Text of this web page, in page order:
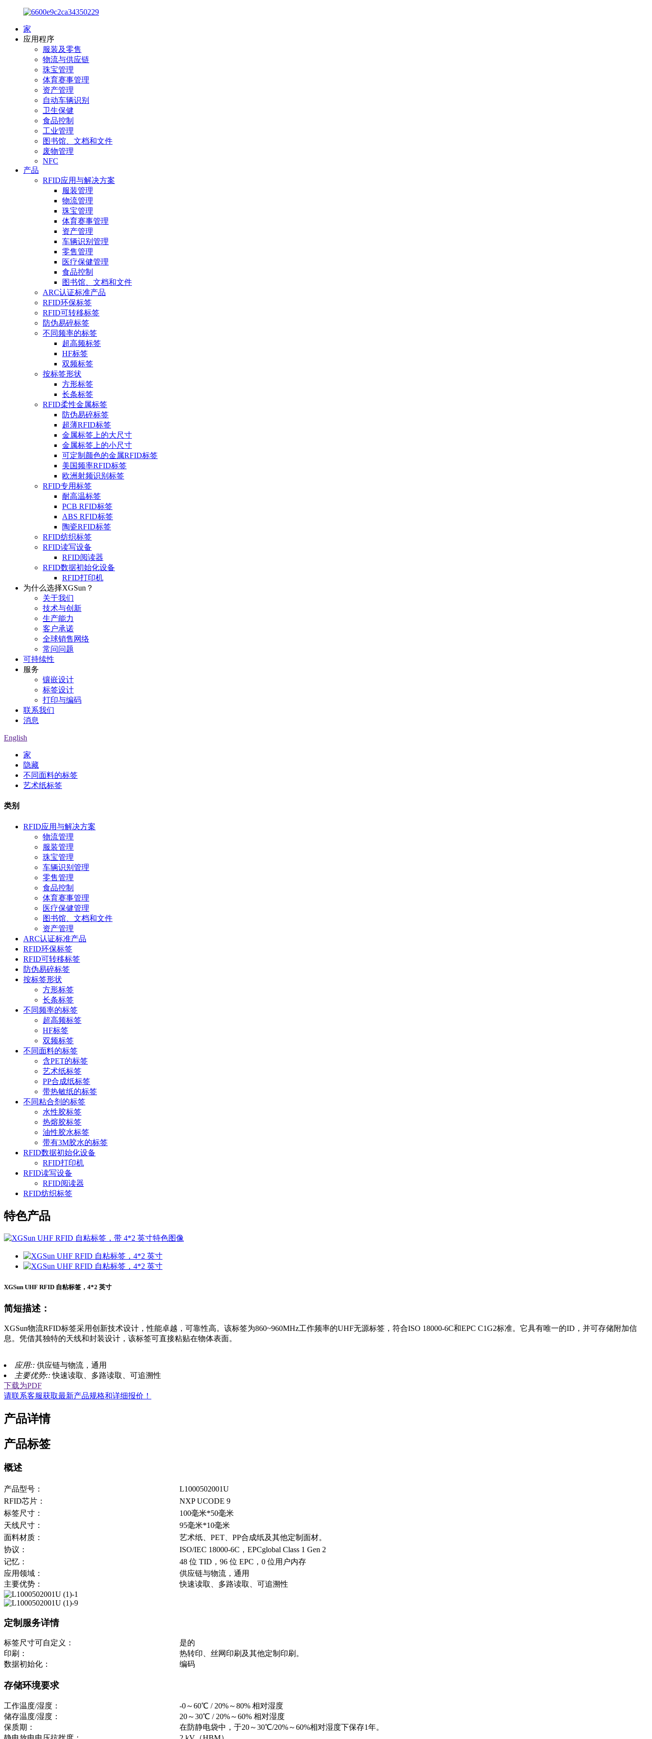
家
应用程序
服装及零售
物流与供应链
珠宝管理
体育赛事管理
资产管理
自动车辆识别
卫生保健
食品控制
工业管理
图书馆、文档和文件
废物管理
NFC
产品
RFID应用与解决方案
服装管理
物流管理
珠宝管理
体育赛事管理
资产管理
车辆识别管理
零售管理
医疗保健管理
食品控制
图书馆、文档和文件
ARC认证标准产品
RFID环保标签
RFID可转移标签
防伪易碎标签
不同频率的标签
超高频标签
HF标签
双频标签
按标签形状
方形标签
长条标签
RFID柔性金属标签
防伪易碎标签
超薄RFID标签
金属标签上的大尺寸
金属标签上的小尺寸
可定制颜色的金属RFID标签
美国频率RFID标签
欧洲射频识别标签
RFID专用标签
耐高温标签
PCB RFID标签
ABS RFID标签
陶瓷RFID标签
RFID纺织标签
RFID读写设备
RFID阅读器
RFID数据初始化设备
RFID打印机
为什么选择XGSun？
关于我们
技术与创新
生产能力
客户承诺
全球销售网络
常问问题
可持续性
服务
镶嵌设计
标签设计
打印与编码
联系我们
消息
English
家
隐藏
不同面料的标签
艺术纸标签
类别
RFID应用与解决方案
物流管理
服装管理
珠宝管理
车辆识别管理
零售管理
食品控制
体育赛事管理
医疗保健管理
图书馆、文档和文件
资产管理
ARC认证标准产品
RFID环保标签
RFID可转移标签
防伪易碎标签
按标签形状
方形标签
长条标签
不同频率的标签
超高频标签
HF标签
双频标签
不同面料的标签
含PET的标签
艺术纸标签
PP合成纸标签
带热敏纸的标签
不同粘合剂的标签
水性胶标签
热熔胶标签
油性胶水标签
带有3M胶水的标签
RFID数据初始化设备
RFID打印机
RFID读写设备
RFID阅读器
RFID纺织标签
特色产品
XGSun UHF RFID 自粘标签，4*2 英寸
简短描述：
XGSun物流RFID标签采用创新技术设计，性能卓越，可靠性高。该标签为860~960MHz工作频率的UHF无源标签，符合ISO 18000-6C和EPC C1G2标准。它具有唯一的ID，并可存储附加信
息。凭借其独特的天线和封装设计，该标签可直接粘贴在物体表面。
应用:: 供应链与物流，通用
主要优势::快速读取、多路读取、可追溯性
下载为PDF
请联系客服获取最新产品规格和详细报价！
产品详情
产品标签
概述
产品型号：
L1000502001U
RFID芯片：
NXP UCODE 9
标签尺寸：
100毫米*50毫米
天线尺寸：
95毫米*10毫米
面料材质：
艺术纸、PET、PP合成纸及其他定制面材。
协议：
ISO/IEC 18000-6C，EPCglobal Class 1 Gen 2
记忆：
48 位 TID，96 位 EPC，0 位用户内存
应用领域：
供应链与物流，通用
主要优势：
快速读取、多路读取、可追溯性
定制服务详情
标签尺寸可自定义：
是的
印刷：
热转印、丝网印刷及其他定制印刷。
数据初始化：
编码
存储环境要求
工作温度/湿度：
-0～60℃ / 20%～80% 相对湿度
储存温度/湿度：
20～30℃ / 20%～60% 相对湿度
保质期：
在防静电袋中，于20～30℃/20%～60%相对湿度下保存1年。